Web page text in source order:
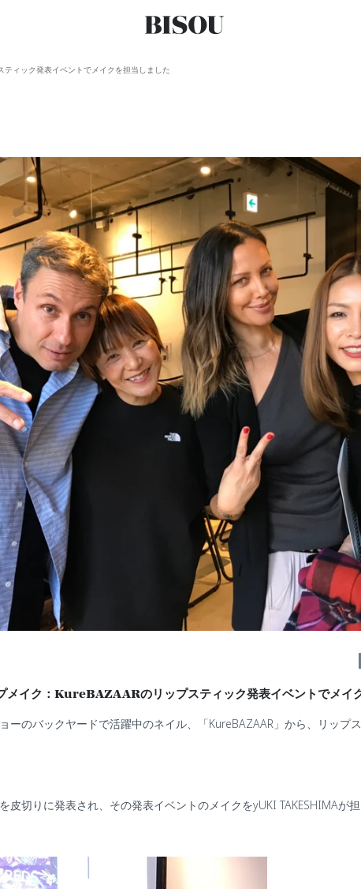
ィック発表イベントでメイクを担当しました
メイク：KureBAZAARのリップスティック発表イベントでメイ
ーのバックヤードで活躍中のネイル、「KureBAZAAR 」から、リップ
皮切りに発表され、その発表イベントのメイクをyUKI TAKESHIMAが